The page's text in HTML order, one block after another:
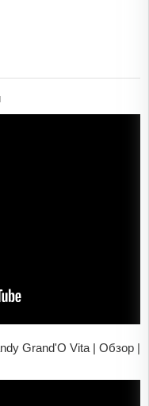
Grand'O Vita | Обзор |